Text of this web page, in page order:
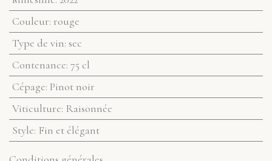
Couleur: rouge
Type de vin: sec
Contenance: 75 cl
Cépage: Pinot noir
Viticulture: Raisonnée
Style: Fin et élégant